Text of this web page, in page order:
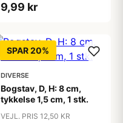
9,99 kr
SPAR 20%
DIVERSE
Bogstav, D, H: 8 cm,
tykkelse 1,5 cm, 1 stk.
VEJL. PRIS 12,50 KR